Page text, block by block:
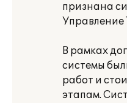
признана
Управление
В рамках
системы
работ и
этапам.